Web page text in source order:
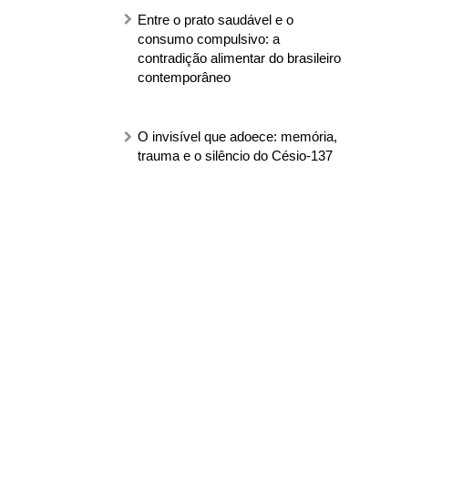
Entre o prato saudável e o
consumo compulsivo: a
contradição alimentar do brasileiro
contemporâneo
O invisível que adoece: memória,
trauma e o silêncio do Césio-137